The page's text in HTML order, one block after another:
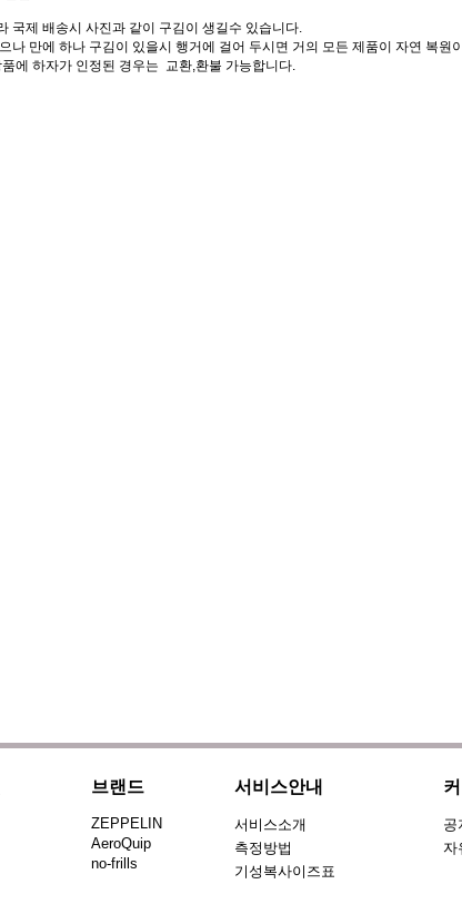
국제 배송시 사진과 같이 구김이 생길수 있습니다.
나 만에 하나 구김이 있을시 행거에 걸어 두시면 거의 모든 제품이 자연 복원
에 하자가 인정된 경우는 교환,환불 가능합니다.
브랜드
ZEPPELIN
AeroQuip
no-frills
서비스안내
서비스소개
측정방법
기성복사이즈표
공
자